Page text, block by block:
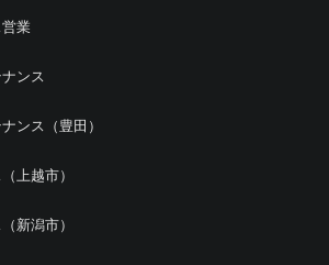
営業
ナンス
ンス（豊田）
上越市）
新潟市）